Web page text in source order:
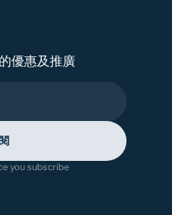
優惠及推廣
you subscribe